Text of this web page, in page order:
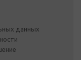
данных